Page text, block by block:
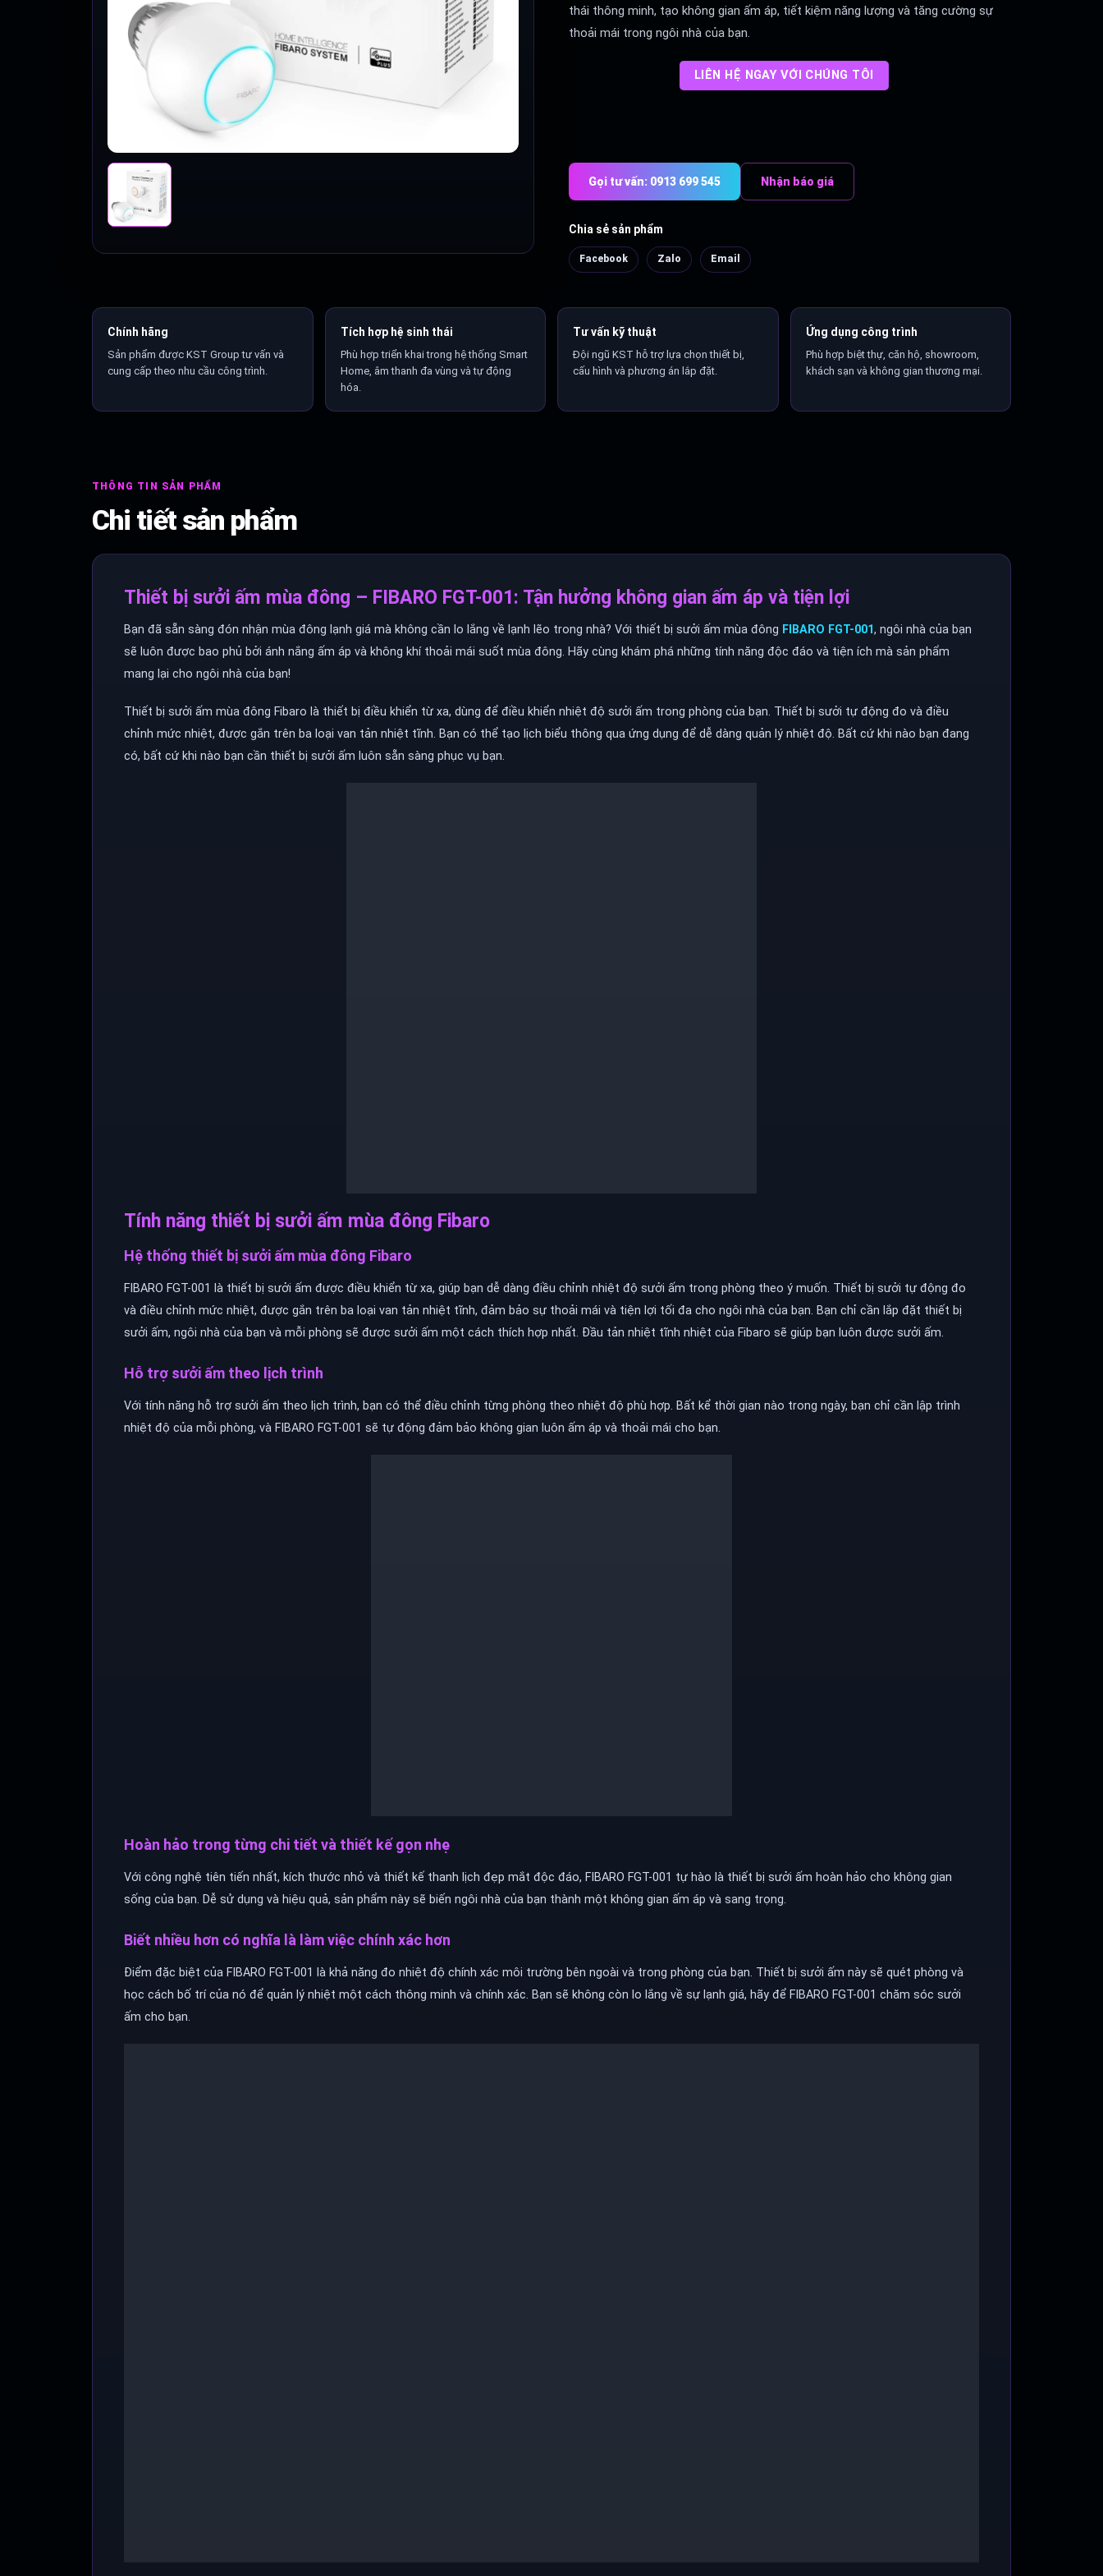
thái thông minh, tạo không gian ấm áp, tiết kiệm năng lượng và tăng cường sự
thoải mái trong ngôi nhà của bạn.
LIÊN HỆ NGAY VỚI CHÚNG TÔI
Gọi tư vấn: 0913 699 545 Nhận báo giá
Chia sẻ sản phẩm
Facebook Zalo Email
Chính hãng
Sản phẩm được KST Group tư vấn và
cung cấp theo nhu cầu công trình.
Tích hợp hệ sinh thái
Phù hợp triển khai trong hệ thống Smart
Home, âm thanh đa vùng và tự động
hóa.
Tư vấn kỹ thuật
Đội ngũ KST hỗ trợ lựa chọn thiết bị,
cấu hình và phương án lắp đặt.
Ứng dụng công trình
Phù hợp biệt thự, căn hộ, showroom,
khách sạn và không gian thương mại.
THÔNG TIN SẢN PHẨM
Chi tiết sản phẩm
Thiết bị sưởi ấm mùa đông – FIBARO FGT-001: Tận hưởng không gian ấm áp và tiện lợi
Bạn đã sẵn sàng đón nhận mùa đông lạnh giá mà không cần lo lắng về lạnh lẽo trong nhà? Với thiết bị sưởi ấm mùa đông FIBARO FGT-001, ngôi nhà của bạn
sẽ luôn được bao phủ bởi ánh nắng ấm áp và không khí thoải mái suốt mùa đông. Hãy cùng khám phá những tính năng độc đáo và tiện ích mà sản phẩm
mang lại cho ngôi nhà của bạn!
Thiết bị sưởi ấm mùa đông Fibaro là thiết bị điều khiển từ xa, dùng để điều khiển nhiệt độ sưởi ấm trong phòng của bạn. Thiết bị sưởi tự động đo và điều
chỉnh mức nhiệt, được gắn trên ba loại van tản nhiệt tĩnh. Bạn có thể tạo lịch biểu thông qua ứng dụng để dễ dàng quản lý nhiệt độ. Bất cứ khi nào bạn đang
có, bất cứ khi nào bạn cần thiết bị sưởi ấm luôn sẵn sàng phục vụ bạn.
Tính năng thiết bị sưởi ấm mùa đông Fibaro
Hệ thống thiết bị sưởi ấm mùa đông Fibaro
FIBARO FGT-001 là thiết bị sưởi ấm được điều khiển từ xa, giúp bạn dễ dàng điều chỉnh nhiệt độ sưởi ấm trong phòng theo ý muốn. Thiết bị sưởi tự động đo
và điều chỉnh mức nhiệt, được gắn trên ba loại van tản nhiệt tĩnh, đảm bảo sự thoải mái và tiện lợi tối đa cho ngôi nhà của bạn. Bạn chỉ cần lắp đặt thiết bị
sưởi ấm, ngôi nhà của bạn và mỗi phòng sẽ được sưởi ấm một cách thích hợp nhất. Đầu tản nhiệt tĩnh nhiệt của Fibaro sẽ giúp bạn luôn được sưởi ấm.
Hỗ trợ sưởi ấm theo lịch trình
Với tính năng hỗ trợ sưởi ấm theo lịch trình, bạn có thể điều chỉnh từng phòng theo nhiệt độ phù hợp. Bất kể thời gian nào trong ngày, bạn chỉ cần lập trình
nhiệt độ của mỗi phòng, và FIBARO FGT-001 sẽ tự động đảm bảo không gian luôn ấm áp và thoải mái cho bạn.
Hoàn hảo trong từng chi tiết và thiết kế gọn nhẹ
Với công nghệ tiên tiến nhất, kích thước nhỏ và thiết kế thanh lịch đẹp mắt độc đáo, FIBARO FGT-001 tự hào là thiết bị sưởi ấm hoàn hảo cho không gian
sống của bạn. Dễ sử dụng và hiệu quả, sản phẩm này sẽ biến ngôi nhà của bạn thành một không gian ấm áp và sang trọng.
Biết nhiều hơn có nghĩa là làm việc chính xác hơn
Điểm đặc biệt của FIBARO FGT-001 là khả năng đo nhiệt độ chính xác môi trường bên ngoài và trong phòng của bạn. Thiết bị sưởi ấm này sẽ quét phòng và
học cách bố trí của nó để quản lý nhiệt một cách thông minh và chính xác. Bạn sẽ không còn lo lắng về sự lạnh giá, hãy để FIBARO FGT-001 chăm sóc sưởi
ấm cho bạn.